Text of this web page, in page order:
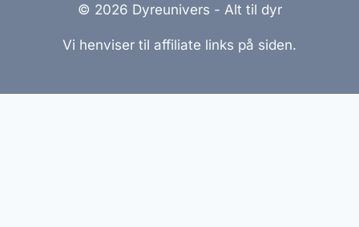
© 2026 Dyreunivers - Alt til dyr
Vi henviser til affiliate links på siden.